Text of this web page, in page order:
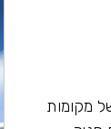
מקומות